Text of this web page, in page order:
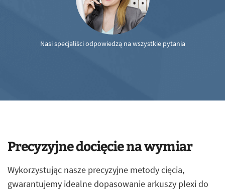
Nasi specjaliści odpowiedzą na wszystkie pytania
Precyzyjne docięcie na wymiar
Wykorzystując nasze precyzyjne metody cięcia,
gwarantujemy idealne dopasowanie arkuszy plexi do